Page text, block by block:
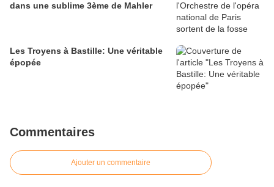
dans une sublime 3ème de Mahler
Les Troyens à Bastille: Une véritable
épopée
Commentaires
Ajouter un commentaire